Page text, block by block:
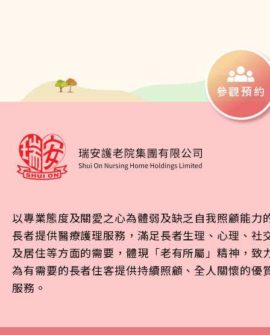
參觀預約
以專業態度及關愛之心為體弱及缺乏自我照顧能力
長者提供醫療護理服務，滿足長者生理、心理、社
及居住等方面的需要，體現「老有所屬」精神，致
為有需要的長者住客提供持續照顧、全人關懷的優
服務。